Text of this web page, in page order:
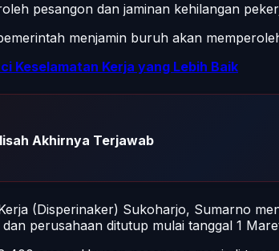
pesangon dan jaminan kehilangan
menjamin buruh akan
Keselamatan Kerja yang Lebih Baik
Akhirnya Terjawab
(Disperinaker) Sukoharjo, Sumarno
perusahaan ditutup mulai tanggal 1